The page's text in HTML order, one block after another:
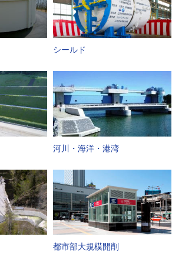
シールド
河川・海洋・港湾
都市部大規模開削